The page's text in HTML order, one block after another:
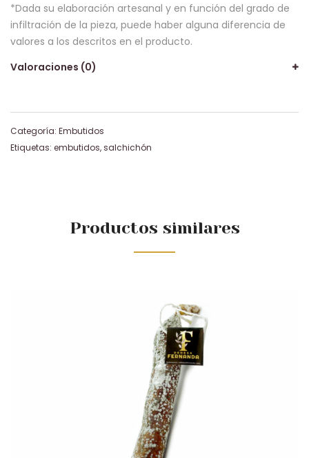
*Dada su elaboración artesanal y en función del grado de
infiltración de la pieza, puede haber alguna diferencia de
valores a los descritos en el producto.
Valoraciones (0)
Categoría: Embutidos
Etiquetas: embutidos,salchichón
Productos similares